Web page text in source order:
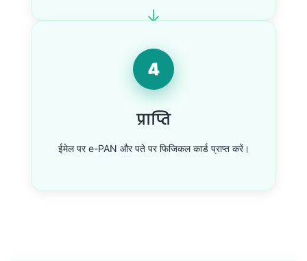
4
प्राप्ति
ईमेल पर e-PAN और पते पर फिजिकल कार्ड प्राप्त करें।